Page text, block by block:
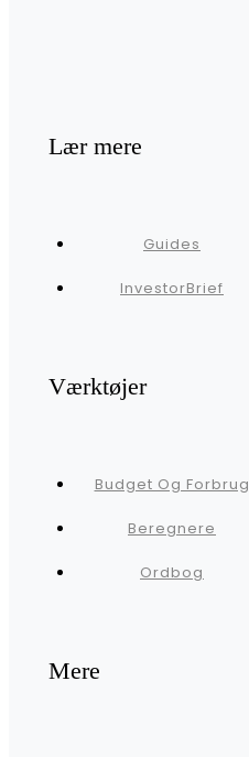
Lær mere
Guides
InvestorBrief
Værktøjer
Budget Og Forbrug
Beregnere
Ordbog
Mere